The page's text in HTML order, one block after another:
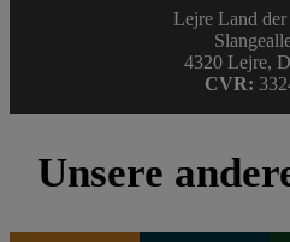
Lejre Land der
4320 Lejre,
CVR:
Unsere